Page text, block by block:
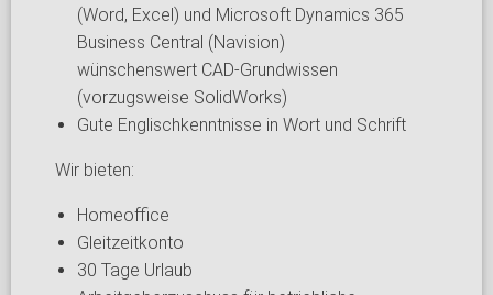
(Word, Excel) und Microsoft Dynamics 365
Business Central (Navision)
wünschenswert CAD-Grundwissen
(vorzugsweise SolidWorks)
Gute Englischkenntnisse in Wort und Schrift
Wir bieten:
Homeoffice
Gleitzeitkonto
30 Tage Urlaub